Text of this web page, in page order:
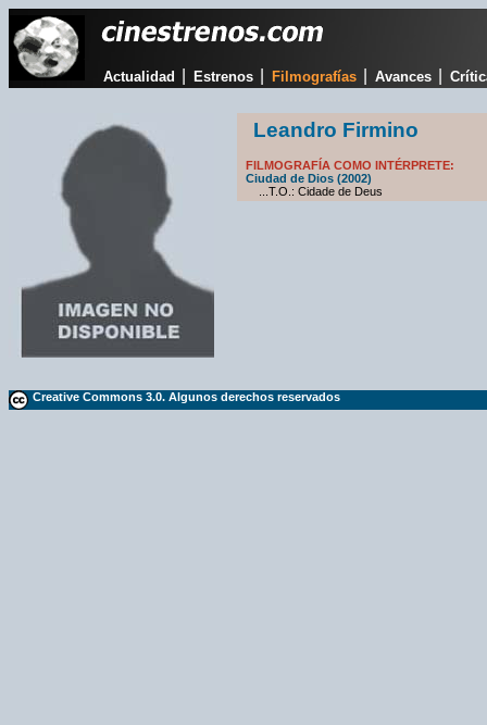
Actualidad Estrenos Filmografías Avances
Leandro Firmino
FILMOGRAFÍA COMO INTÉRPRETE:
Ciudad de Dios (2002)
...T.O.: Cidade de Deus
Creative Commons 3.0. Algunos derechos reservados